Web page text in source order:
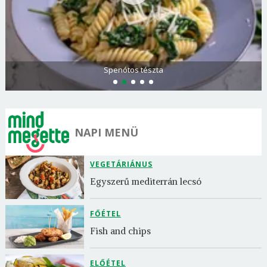
Görögdinnye-limonádé
NAPI MENÜ
VEGETÁRIÁNUS
Egyszerű mediterrán lecsó
FŐÉTEL
Fish and chips
ELŐÉTEL